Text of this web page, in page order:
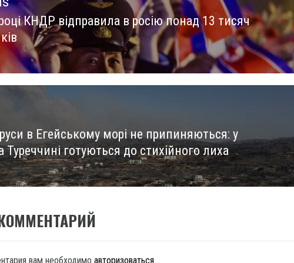
КНДР відправила в росію понад 13 тисяч
в Егейському морі не припиняються: у
Туреччині готуються до стихійного лиха
вам необходимо авторизоваться.